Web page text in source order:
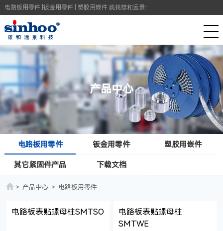
电路板用零件 |钣金用零件 | 塑胶用嵌件 就找雄和远景！
产品中心
电路板用零件 钣金用零件 塑胶用嵌件
其它紧固件产品 下载文档
> 产品中心 > 电路板用零件
电路板表贴螺母柱SMTSO
电路板表贴螺母柱
SMTWE